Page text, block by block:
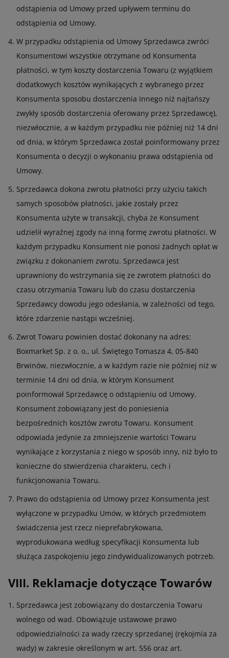
odstąpienia od Umowy przed upływem terminu do
odstąpienia od Umowy.
W przypadku odstąpienia od Umowy Sprzedawca zwróci
Konsumentowi wszystkie otrzymane od Konsumenta
płatności, w tym koszty dostarczenia Towaru (z wyjątkiem
dodatkowych kosztów wynikających z wybranego przez
Konsumenta sposobu dostarczenia innego niż najtańszy
zwykły sposób dostarczenia oferowany przez Sprzedawcę),
niezwłocznie, a w każdym przypadku nie później niż 14 dni
od dnia, w którym Sprzedawca został poinformowany przez
Konsumenta o decyzji o wykonaniu prawa odstąpienia od
Umowy.
Sprzedawca dokona zwrotu płatności przy użyciu takich
samych sposobów płatności, jakie zostały przez
Konsumenta użyte w transakcji, chyba że Konsument
udzielił wyraźnej zgody na inną formę zwrotu płatności. W
każdym przypadku Konsument nie ponosi żadnych opłat w
związku z dokonaniem zwrotu. Sprzedawca jest
uprawniony do wstrzymania się ze zwrotem płatności do
czasu otrzymania Towaru lub do czasu dostarczenia
Sprzedawcy dowodu jego odesłania, w zależności od tego,
które zdarzenie nastąpi wcześniej.
Zwrot Towaru powinien dostać dokonany na adres:
Boxmarket Sp. z o. o., ul. Świętego Tomasza 4, 05-840
Brwinów, niezwłocznie, a w każdym razie nie później niż w
terminie 14 dni od dnia, w którym Konsument
poinformował Sprzedawcę o odstąpieniu od Umowy.
Konsument zobowiązany jest do poniesienia
bezpośrednich kosztów zwrotu Towaru. Konsument
odpowiada jedynie za zmniejszenie wartości Towaru
wynikające z korzystania z niego w sposób inny, niż było to
konieczne do stwierdzenia charakteru, cech i
funkcjonowania Towaru.
Prawo do odstąpienia od Umowy przez Konsumenta jest
wyłączone w przypadku Umów, w których przedmiotem
świadczenia jest rzecz nieprefabrykowana,
wyprodukowana według specyfikacji Konsumenta lub
służąca zaspokojeniu jego zindywidualizowanych potrzeb.
VIII. Reklamacje dotyczące Towarów
Sprzedawca jest zobowiązany do dostarczenia Towaru
wolnego od wad. Obowiązuje ustawowe prawo
odpowiedzialności za wady rzeczy sprzedanej (rękojmia za
wady) w zakresie określonym w art. 556 oraz art.